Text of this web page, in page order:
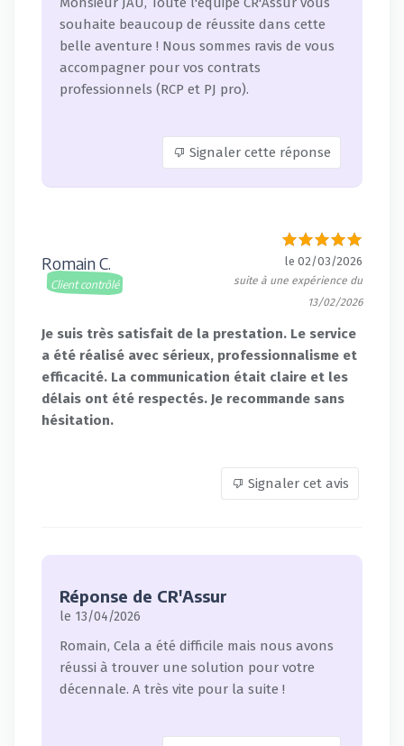
souhaite beaucoup de réussite dans cette
belle aventure ! Nous sommes ravis de vous
accompagner pour vos contrats
professionnels (RCP et PJ pro).
Signaler cette réponse
Romain C.
Client contrôlé
le 02/03/2026
suite à une expérience du
13/02/2026
Je suis très satisfait de la prestation. Le service
a été réalisé avec sérieux, professionnalisme et
efficacité. La communication était claire et les
délais ont été respectés. Je recommande sans
hésitation.
Signaler cet avis
Réponse de CR'Assur
le 13/04/2026
Romain, Cela a été difficile mais nous avons
réussi à trouver une solution pour votre
décennale. A très vite pour la suite !